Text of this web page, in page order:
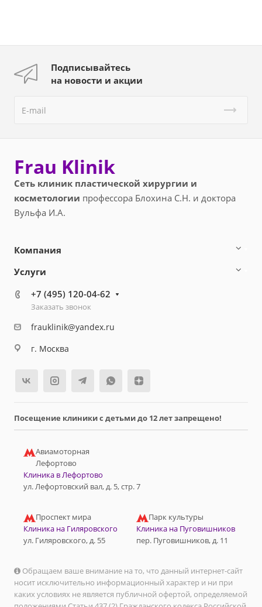
Подписывайтесь
на новости и акции
Frau Klinik
Сеть клиник пластической хирургии и
косметологии профессора Блохина С.Н. и доктора
Вульфа И.А.
Компания
Услуги
+7 (495) 120-04-62
Заказать звонок
frauklinik@yandex.ru
г. Москва
Посещение клиники с детьми до 12 лет запрещено!
Авиамоторная
Лефортово
Клиника в Лефортово
ул. Лефортовский вал, д. 5, стр. 7
Проспект мира
Клиника на Гиляровского
ул. Гиляровского, д. 55
Парк культуры
Клиника на Пуговишников
пер. Пуговишников, д. 11
Обращаем ваше внимание на то, что данный интернет-сайт
носит исключительно информационный характер и ни при
каких условиях не является публичной офертой, определяемой